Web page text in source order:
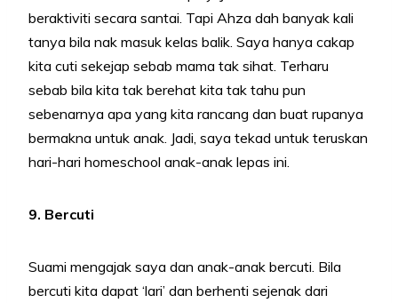
beraktiviti secara santai. Tapi Ahza dah banyak kali
tanya bila nak masuk kelas balik. Saya hanya cakap
kita cuti sekejap sebab mama tak sihat. Terharu
sebab bila kita tak berehat kita tak tahu pun
sebenarnya apa yang kita rancang dan buat rupanya
bermakna untuk anak. Jadi, saya tekad untuk teruskan
hari-hari homeschool anak-anak lepas ini.
9. Bercuti
Suami mengajak saya dan anak-anak bercuti. Bila
bercuti kita dapat ‘lari’ dan berhenti sejenak dari